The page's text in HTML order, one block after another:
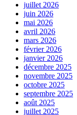
juillet 2026
juin 2026
mai 2026
avril 2026
mars 2026
février 2026
janvier 2026
décembre 2025
novembre 2025
octobre 2025
septembre 2025
août 2025
juillet 2025